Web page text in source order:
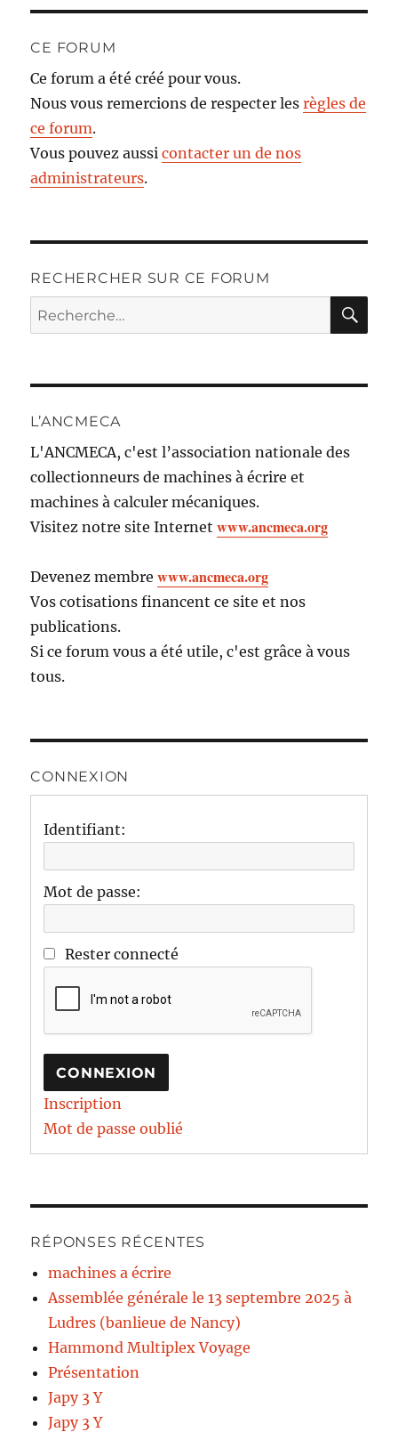
CE FORUM
Ce forum a été créé pour vous.
Nous vous remercions de respecter lesrègles de
ce forum.
Vous pouvez aussicontacter un de nos
administrateurs.
RECHERCHER SUR CE FORUM
Recherche
pour :
L’ANCMECA
L'ANCMECA, c'est l’association nationale des
collectionneurs de machines à écrire et
machines à calculer mécaniques.
Visitez notre site Internetwww.ancmeca.org
Devenez membrewww.ancmeca.org
Vos cotisations financent ce site et nos
publications.
Si ce forum vous a été utile, c'est grâce à vous
tous.
CONNEXION
Identifiant:
Mot de passe:
Rester connecté
CONNEXION
Inscription
Mot de passe oublié
RÉPONSES RÉCENTES
machines a écrire
Assemblée générale le 13 septembre 2025 à
Ludres (banlieue de Nancy)
Hammond Multiplex Voyage
Présentation
Japy 3 Y
Japy 3 Y